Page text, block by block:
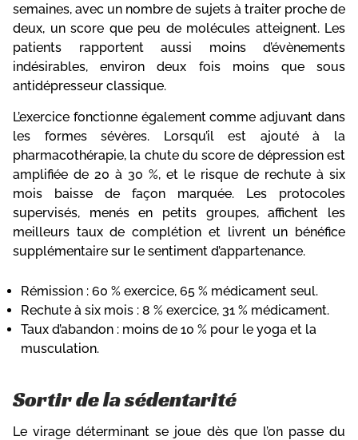
semaines, avec un nombre de sujets à traiter proche de
deux, un score que peu de molécules atteignent. Les
patients rapportent aussi moins d’évènements
indésirables, environ deux fois moins que sous
antidépresseur classique.
L’exercice fonctionne également comme adjuvant dans
les formes sévères. Lorsqu’il est ajouté à la
pharmacothérapie, la chute du score de dépression est
amplifiée de 20 à 30 %, et le risque de rechute à six
mois baisse de façon marquée. Les protocoles
supervisés, menés en petits groupes, affichent les
meilleurs taux de complétion et livrent un bénéfice
supplémentaire sur le sentiment d’appartenance.
Rémission : 60 % exercice, 65 % médicament seul.
Rechute à six mois : 8 % exercice, 31 % médicament.
Taux d’abandon : moins de 10 % pour le yoga et la
musculation.
Sortir de la sédentarité
Le virage déterminant se joue dès que l’on passe du